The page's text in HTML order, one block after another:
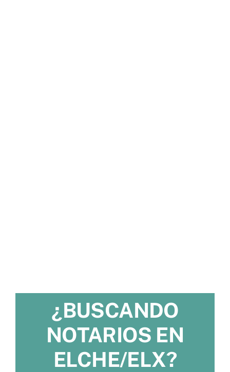
¿BUSCANDO
NOTARIOS EN
ELCHE/ELX?